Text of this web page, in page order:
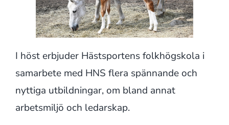
I höst erbjuder Hästsportens folkhögskola i
samarbete med HNS flera spännande och
nyttiga utbildningar, om bland annat
arbetsmiljö och ledarskap.